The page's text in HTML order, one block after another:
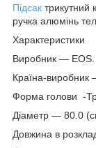
Підсак трикутний
ручка алюмінь
Характеристики
Виробник — EOS.
Країна-виробник
Форма голови -
Діаметр — 80.0
Довжина в